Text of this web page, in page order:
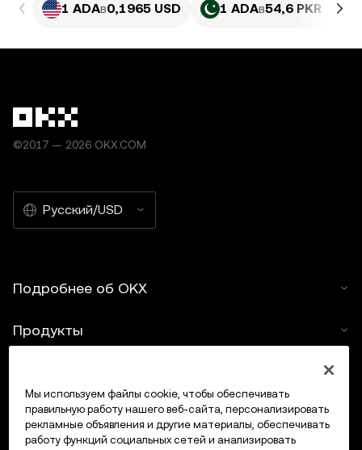
1 ADAв0,1965 USD 1 ADAв54,6 PKR
©2017 — 2026 OKX.COM
Русский/USD
Подробнее об OKX
Продукты
Поддержка
Мы используем файлы cookie, чтобы обеспечивать
правильную работу нашего веб-сайта, персонализировать
рекламные объявления и другие материалы, обеспечивать
работу функций социальных сетей и анализировать